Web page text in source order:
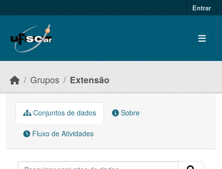
Entrar
Grupos Extensão
Conjuntos de dados Sobre
Fluxo de Atividades